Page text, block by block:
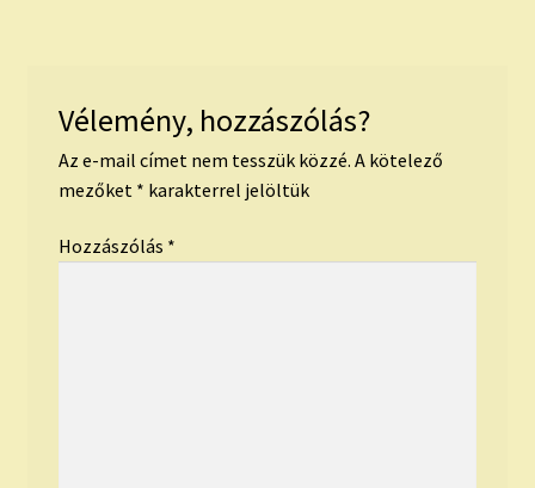
Vélemény, hozzászólás?
Az e-mail címet nem tesszük közzé. A kötelező
mezőket * karakterrel jelöltük
Hozzászólás *